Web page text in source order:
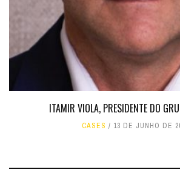
ITAMIR VIOLA, PRESIDENTE DO
CASES 13 DE JUNHO DE